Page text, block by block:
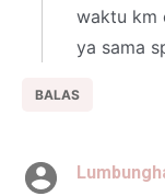
waktu km
ya sama
BALAS